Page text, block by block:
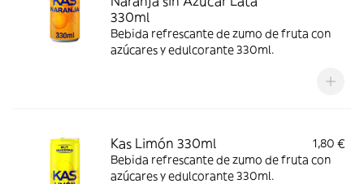
330ml
Bebida refrescante de zumo de fruta con
azúcares y edulcorante 330ml.
Kas Limón 330ml
1,80 €
Bebida refrescante de zumo de fruta con
azúcares y edulcorante 330ml.